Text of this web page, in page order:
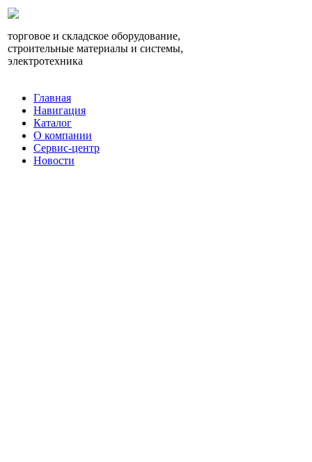
торговое и складское оборудование,
строительные материалы и системы,
электротехника
Главная
Навигация
Каталог
О компании
Сервис-центр
Новости